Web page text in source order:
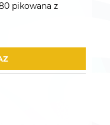
pikowana z